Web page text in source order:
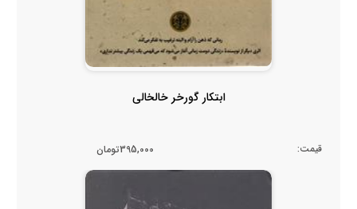
ابتکار گورخر خالخالی
قیمت: 395,000تومان